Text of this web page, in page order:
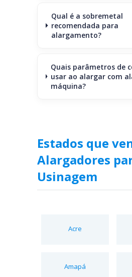
Qual é a sobremetal
recomendada para
alargamento?
Quais parâmetros de
usar ao alargar com
máquina?
Estados que
Alargadores
Usinagem
Acre
Amapá